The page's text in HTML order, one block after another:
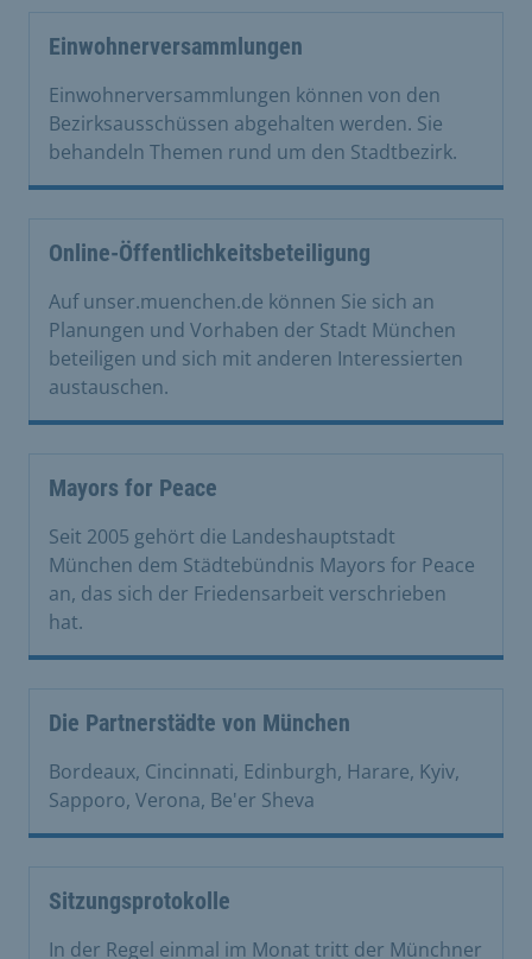
Einwohnerversammlungen
Einwohnerversammlungen können von den
Bezirksausschüssen abgehalten werden. Sie
behandeln Themen rund um den Stadtbezirk.
Online-Öffentlichkeitsbeteiligung
Auf unser.muenchen.de können Sie sich an
Planungen und Vorhaben der Stadt München
beteiligen und sich mit anderen Interessierten
austauschen.
Mayors for Peace
Seit 2005 gehört die Landeshauptstadt
München dem Städtebündnis Mayors for Peace
an, das sich der Friedensarbeit verschrieben
hat.
Die Partnerstädte von München
Bordeaux, Cincinnati, Edinburgh, Harare, Kyiv,
Sapporo, Verona, Be'er Sheva
Sitzungsprotokolle
In der Regel einmal im Monat tritt der Münchner